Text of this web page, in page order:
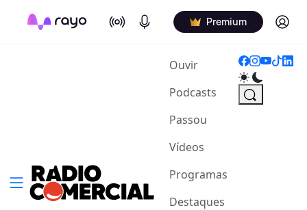
On Air Podcasts Premium Log in
Ouvir(current)
Podcasts
Passou
Vídeos
Programas
Destaques